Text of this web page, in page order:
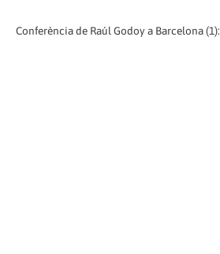
Conferència de Raúl Godoy a Barcelona (1):